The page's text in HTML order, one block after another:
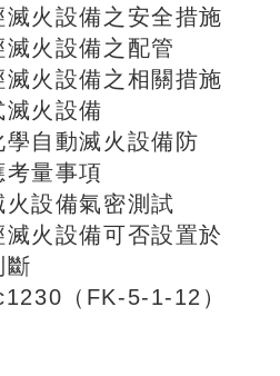
火設備之安全措施
火設備之配管
火設備之相關措施
火設備
自動滅火設備防
量事項
設備氣密測試
火設備可否設置於
斷
（FK-5-1-12）